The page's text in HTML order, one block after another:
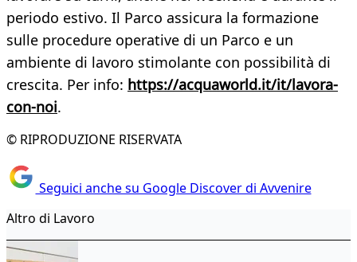
periodo estivo. Il Parco assicura la formazione
sulle procedure operative di un Parco e un
ambiente di lavoro stimolante con possibilità di
crescita. Per info: https://acquaworld.it/it/lavora-
con-noi.
© RIPRODUZIONE RISERVATA
Seguici anche su Google Discover di Avvenire
Altro di Lavoro